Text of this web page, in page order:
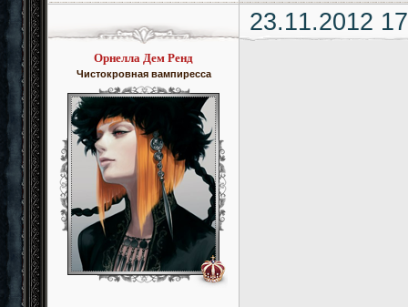
23.11.2012
Орнелла Дем Ренд
Чистокровная вампиресса